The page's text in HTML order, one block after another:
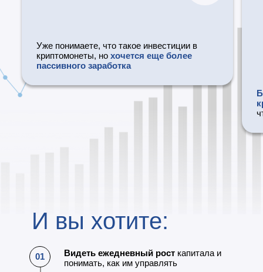
Уже понимаете, что такое инвестиции в
криптомонеты, но хочется еще более
пассивного заработка
Видеть ежедневный рост капитала и
понимать, как им управлять
И вы хотите:
01